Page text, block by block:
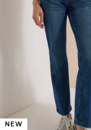
NEW